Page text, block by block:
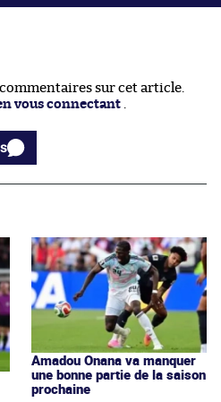
sur cet article.
vous connectant
Amadou Onana va manquer
une bonne partie de la saison
prochaine